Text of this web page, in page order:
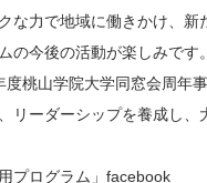
力で地域に働きかけ、新
今後の活動が楽しみです。
桃山学院大学同窓会周年
ーダーシップを養成し、
プログラム」facebook